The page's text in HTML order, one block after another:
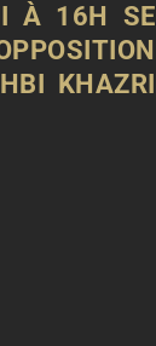
À 16H SE
KHAZRI